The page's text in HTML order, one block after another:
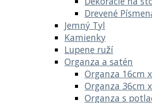
Drevené
Jemný Tyl
Kamienky
Lupene ruží
Organza a satén
Organza 16cm
Organza 36cm
Organza s